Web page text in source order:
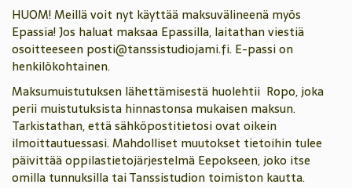
HUOM! Meillä voit nyt käyttää maksuvälineenä myös
Epassia! Jos haluat maksaa Epassilla, laitathan viestiä
osoitteeseen posti@tanssistudiojami.fi. E-passi on
henkilökohtainen.
Maksumuistutuksen lähettämisestä huolehtii Ropo, joka
perii muistutuksista hinnastonsa mukaisen maksun.
Tarkistathan, että sähköpostitietosi ovat oikein
ilmoittautuessasi. Mahdolliset muutokset tietoihin tulee
päivittää oppilastietojärjestelmä Eepokseen, joko itse
omilla tunnuksilla tai Tanssistudion toimiston kautta.